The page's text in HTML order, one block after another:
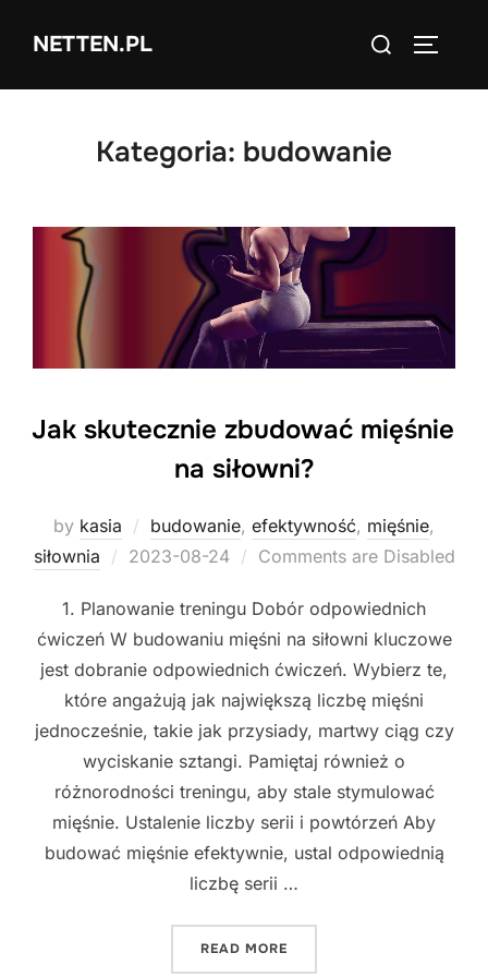
NETTEN.PL
Search
Kategoria: budowanie
Jak skutecznie zbudować mięśnie
na siłowni?
by kasia budowanie, efektywność, mięśnie,
siłownia
Posted
2023-08-24 Comments are Disabled
1. Planowanie treningu Dobór odpowiednich
ćwiczeń W budowaniu mięśni na siłowni kluczowe
jest dobranie odpowiednich ćwiczeń. Wybierz te,
które angażują jak największą liczbę mięśni
jednocześnie, takie jak przysiady, martwy ciąg czy
wyciskanie sztangi. Pamiętaj również o
różnorodności treningu, aby stale stymulować
mięśnie. Ustalenie liczby serii i powtórzeń Aby
budować mięśnie efektywnie, ustal odpowiednią
liczbę serii …
READ MORE